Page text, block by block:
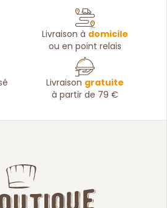
Livraison à domicile
ou en point relais
Livraison gratuite
à partir de 79 €